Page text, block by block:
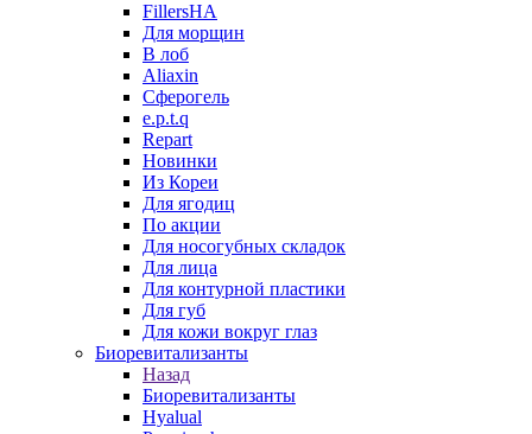
FillersHA
Для морщин
В лоб
Aliaxin
Сферогель
e.p.t.q
Repart
Новинки
Из Кореи
Для ягодиц
По акции
Для носогубных складок
Для лица
Для контурной пластики
Для губ
Для кожи вокруг глаз
Биоревитализанты
Назад
Биоревитализанты
Hyalual